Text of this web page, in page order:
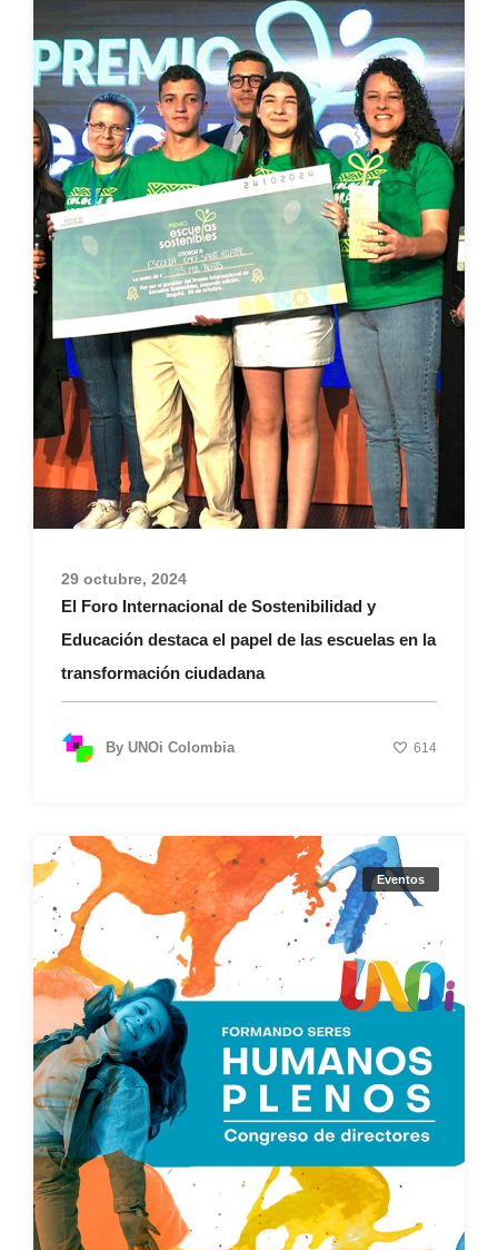
29 octubre, 2024
El Foro Internacional de Sostenibilidad y
Educación destaca el papel de las escuelas en la
transformación ciudadana
By UNOi Colombia 614
Eventos